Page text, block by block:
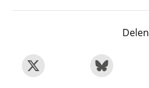
Delen